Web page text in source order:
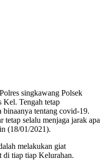
singkawang Polsek
Kel. Tengah tetap
binaanya tentang covid-19.
tetap selalu menjaga jarak apa
(18/01/2021).
melakukan giat
di tiap tiap Kelurahan.